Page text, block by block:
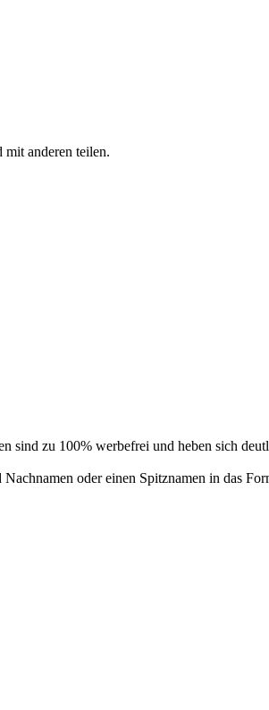
anderen teilen.
sind zu 100% werbefrei und heben sich
oder einen Spitznamen in das